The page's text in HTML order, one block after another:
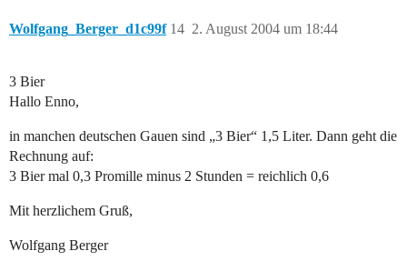
Wolfgang_Berger_d1c99f 2. August 2004 um 18:44
14
3 Bier
Hallo Enno,
in manchen deutschen Gauen sind „3 Bier“ 1,5 Liter. Dann geht die
Rechnung auf:
3 Bier mal 0,3 Promille minus 2 Stunden = reichlich 0,6
Mit herzlichem Gruß,
Wolfgang Berger